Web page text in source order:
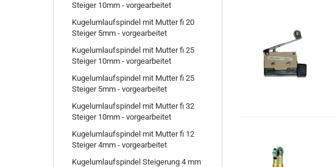
Steiger 10mm - vorgearbeitet
Kugelumlaufspindel mit Mutter fi 20
Steiger 5mm - vorgearbeitet
Kugelumlaufspindel mit Mutter fi 25
Steiger 10mm - vorgearbeitet
Kugelumlaufspindel mit Mutter fi 25
Steiger 5mm - vorgearbeitet
Kugelumlaufspindel mit Mutter fi 32
Steiger 10mm - vorgearbeitet
Kugelumlaufspindel mit Mutter fi 12
Steiger 4mm - vorgearbeitet
Kugelumlaufspindel Steigerung 4 mm